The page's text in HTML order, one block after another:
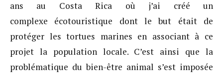
ans au Costa Rica où j’ai créé un
complexe écotouristique dont le but était de
protéger les tortues marines en associant à ce
projet la population locale. C’est ainsi que la
problématique du bien-être animal s’est imposée